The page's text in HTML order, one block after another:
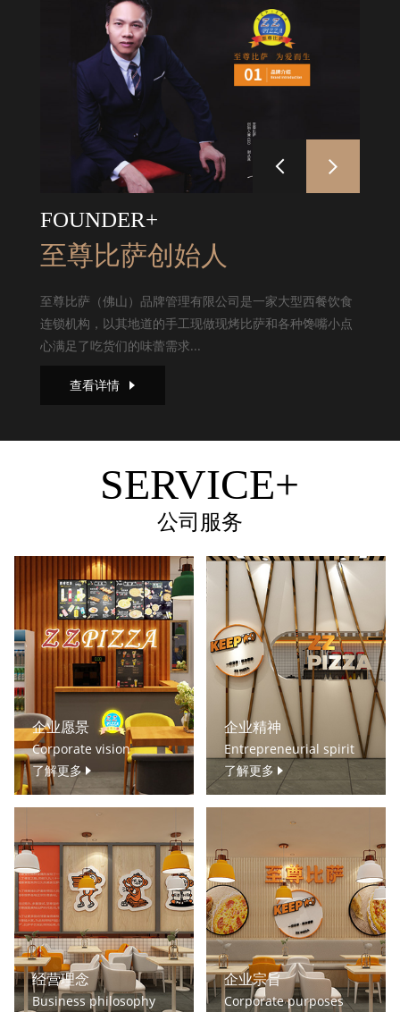
FOUNDER+
至尊比萨创始人
至尊比萨（佛山）品牌管理有限公司是一家大型西餐饮食
连锁机构，以其地道的手工现做现烤比萨和各种馋嘴小点
心满足了吃货们的味蕾需求...
查看详情
SERVICE+
公司服务
企业愿景
Corporate vision
了解更多
企业精神
Entrepreneurial spirit
了解更多
经营理念
Business philosophy
企业宗旨
Corporate purposes